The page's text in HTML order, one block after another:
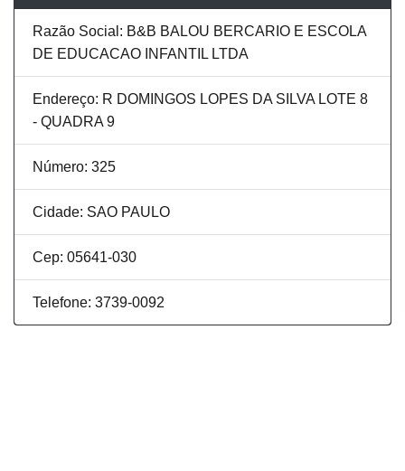
Razão Social: B&B BALOU BERCARIO E ESCOLA
DE EDUCACAO INFANTIL LTDA
Endereço: R DOMINGOS LOPES DA SILVA LOTE 8
- QUADRA 9
Número: 325
Cidade: SAO PAULO
Cep: 05641-030
Telefone: 3739-0092